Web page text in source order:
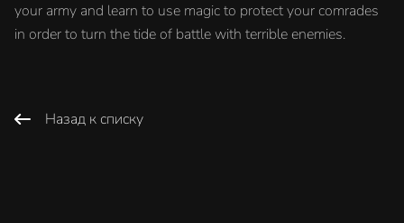
your army and learn to use magic to protect your comrades
in order to turn the tide of battle with terrible enemies.
Назад к списку